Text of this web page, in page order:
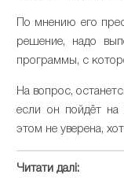
По мнению его
решение, надо
программы, с
На вопрос,
если он пойдёт на
этом не уверена,
Читати далі: